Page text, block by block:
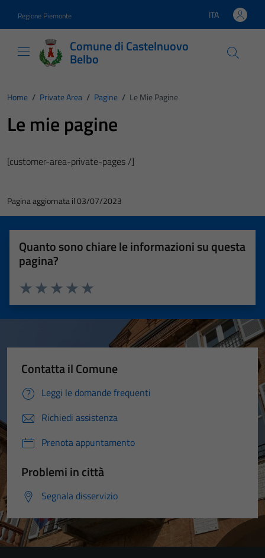
Regione Piemonte Lingua attiva:
ITA
Comune di Castelnuovo
Belbo
Home / Private Area / Pagine / Le Mie Pagine
Le mie pagine
[customer-area-private-pages /]
Pagina aggiornata il 03/07/2023
Quanto sono chiare le informazioni su questa
pagina?
Valuta 5 stelle su 5
Valuta 4 stelle su 5
Valuta 3 stelle su 5
Valuta 2 stelle su 5
Valuta 1 stelle su 5
Contatta il Comune
Leggi le domande frequenti
Richiedi assistenza
Prenota appuntamento
Problemi in città
Segnala disservizio